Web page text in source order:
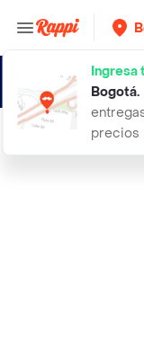
Ingresa
Bogotá.
precios
nutrac